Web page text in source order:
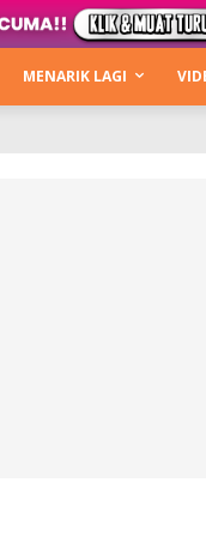
MENARIK LAGI